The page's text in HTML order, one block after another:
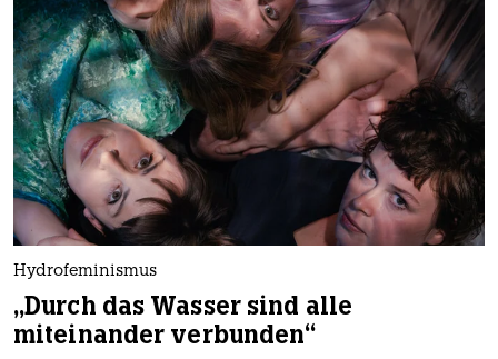
Hydrofeminismus
„Durch das Wasser sind alle
miteinander verbunden“